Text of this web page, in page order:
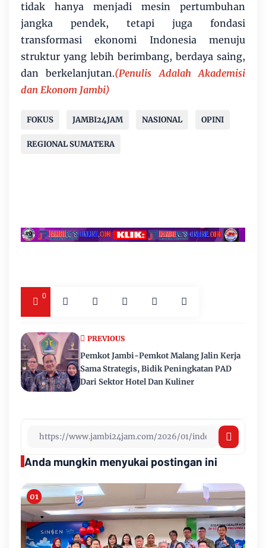
tidak hanya menjadi mesin pertumbuhan
jangka pendek, tetapi juga fondasi
transformasi ekonomi Indonesia menuju
struktur yang lebih berimbang, berdaya saing,
dan berkelanjutan.(Penulis Adalah Akademisi
dan Ekonom Jambi)
FOKUS JAMBI24JAM NASIONAL OPINI
REGIONAL SUMATERA
0
PREVIOUS
Pemkot Jambi-Pemkot Malang Jalin Kerja
Sama Strategis, Bidik Peningkatan PAD
Dari Sektor Hotel Dan Kuliner
Anda mungkin menyukai postingan ini